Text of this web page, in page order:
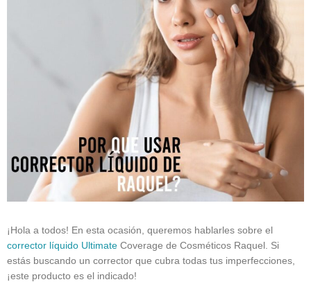
¡Hola a todos! En esta ocasión, queremos hablarles sobre el
corrector líquido Ultimate Coverage de Cosméticos Raquel. Si
estás buscando un corrector que cubra todas tus imperfecciones,
¡este producto es el indicado!